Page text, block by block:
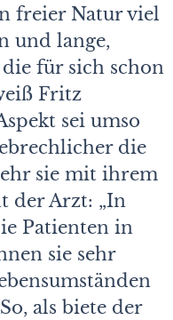
freier Natur viel
und lange,
für sich schon
Fritz
sei umso
die
sie mit ihrem
der Arzt: „In
Patienten in
sie sehr
als biete der